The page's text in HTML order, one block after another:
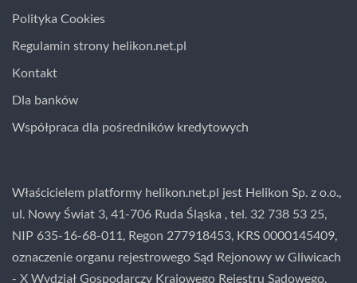
Polityka Cookies
Regulamin strony helikon.net.pl
Kontakt
Dla banków
Współpraca dla pośredników kredytowych
Właścicielem platformy helikon.net.pl jest Helikon Sp. z o.o.,
ul. Nowy Świat 3, 41-706 Ruda Śląska , tel. 32 738 53 25,
NIP 635-16-68-011, Regon 277918453, KRS 0000145409,
oznaczenie organu rejestrowego Sąd Rejonowy w Gliwicach
- X Wydział Gospodarczy Krajowego Rejestru Sądowego.